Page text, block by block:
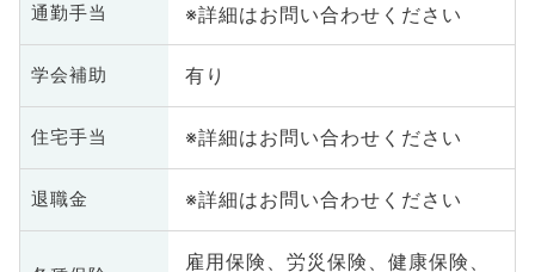
通勤手当 ※詳細はお問い合わせください
学会補助 有り
住宅手当 ※詳細はお問い合わせください
退職金 ※詳細はお問い合わせください
雇用保険、労災保険、健康保険、